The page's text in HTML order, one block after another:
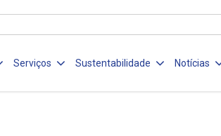
Serviços Sustentabilidade Notícias